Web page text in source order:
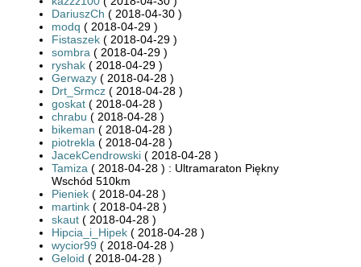
DariuszCh ( 2018-04-30 )
modq ( 2018-04-29 )
Fistaszek ( 2018-04-29 )
sombra ( 2018-04-29 )
ryshak ( 2018-04-29 )
Gerwazy ( 2018-04-28 )
Drt_Srmcz ( 2018-04-28 )
goskat ( 2018-04-28 )
chrabu ( 2018-04-28 )
bikeman ( 2018-04-28 )
piotrekla ( 2018-04-28 )
JacekCendrowski ( 2018-04-28 )
Tamiza ( 2018-04-28 ) : Ultramaraton Piękny
Wschód 510km
Pieniek ( 2018-04-28 )
martink ( 2018-04-28 )
skaut ( 2018-04-28 )
Hipcia_i_Hipek ( 2018-04-28 )
wycior99 ( 2018-04-28 )
Geloid ( 2018-04-28 )